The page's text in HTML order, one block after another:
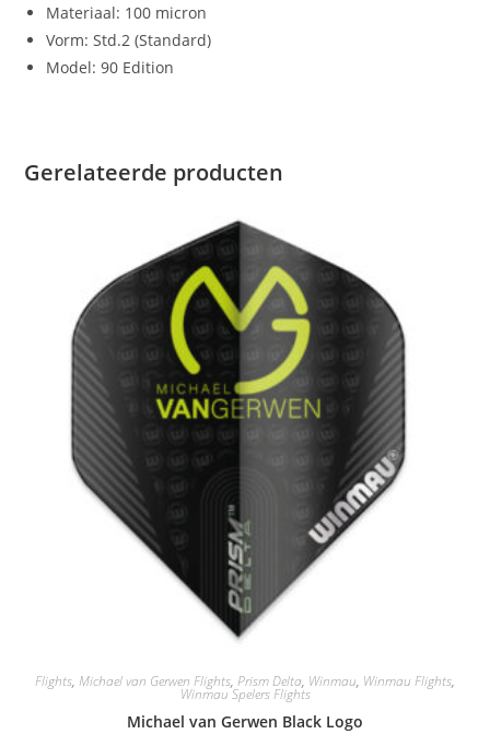
Materiaal: 100 micron
Vorm: Std.2 (Standard)
Model: 90 Edition
Gerelateerde producten
Flights, Michael van Gerwen Flights, Prism Delta, Winmau, Winmau Flights,
Winmau Spelers Flights
Michael van Gerwen Black Logo